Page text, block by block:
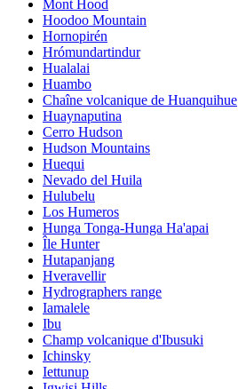
Mont Hood
Hoodoo Mountain
Hornopirén
Hrómundartindur
Hualalai
Huambo
Chaîne volcanique de Huanquihue
Huaynaputina
Cerro Hudson
Hudson Mountains
Huequi
Nevado del Huila
Hulubelu
Los Humeros
Hunga Tonga-Hunga Ha'apai
Île Hunter
Hutapanjang
Hveravellir
Hydrographers range
Iamalele
Ibu
Champ volcanique d'Ibusuki
Ichinsky
Iettunup